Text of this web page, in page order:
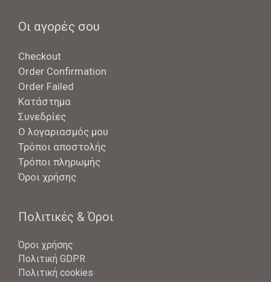
Οι αγορές σου
Checkout
Order Confirmation
Order Failed
Κατάστημα
Συνεδρίες
Ο λογαριασμός μου
Τρόποι αποστολής
Τρόποι πληρωμής
Όροι χρήσης
Πολιτικές & Όροι
Όροι χρήσης
Πολιτική GDPR
Πολιτική cookies